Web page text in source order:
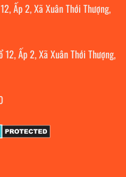
Ấp 2, Xã Xuân Thới Thượng,
Ấp 2, Xã Xuân Thới Thượng,